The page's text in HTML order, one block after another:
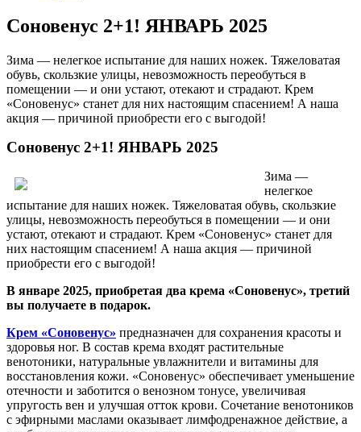
Соновенус 2+1! ЯНВАРЬ 2025
Зима — нелегкое испытание для наших ножек. Тяжеловатая
обувь, скользкие улицы, невозможность переобуться в
помещении — и они устают, отекают и страдают. Крем
«Соновенус» станет для них настоящим спасением! А наша
акция — причиной приобрести его с выгодой!
Соновенус 2+1! ЯНВАРЬ 2025
Зима —
нелегкое
испытание для наших ножек. Тяжеловатая обувь, скользкие
улицы, невозможность переобуться в помещении — и они
устают, отекают и страдают. Крем «Соновенус» станет для
них настоящим спасением! А наша акция — причиной
приобрести его с выгодой!
В январе 2025, приобретая два крема «Соновенус», третий
вы получаете в подарок.
Крем «Соновенус» предназначен для сохранения красоты и
здоровья ног. В состав крема входят растительные
венотоники, натуральные увлажнители и витамины для
восстановления кожи. «Соновенус» обеспечивает уменьшение
отечности и заботится о венозном тонусе, увеличивая
упругость вен и улучшая отток крови. Сочетание венотоников
с эфирными маслами оказывает лимфодренажное действие, а